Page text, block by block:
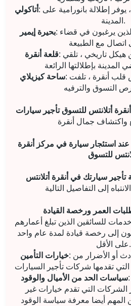
أتاكولي : أتاكولي ، أحد رموز أنقرة ، يوفر إطلالة بانورامية على
المدينة.
بحيرة إيمير: إنها مكان هادئ لأولئك الذين يرغبون في قضاء
قلعة أنقرة: القلعة ، وهي عبارة عن هيكل تاريخي ، تلقي
ساحة كيزيلاي: هذه الساحة ، حيث ينبض قلب أنقرة ، تلفت
أتلانتس للتسوق تأجير سيارات
عند استئجار سيارة في مركز أنقرة
للتسوق
العمر ورخصة القيادة
خدمات للسائقين الذين تبلغ أعمارهم
إلى رخصة قيادة لمدة عام واحد
على الأقل.
خيارات التأمين: يمكنك الحماية من الحوادث أو الأضرار من
سياسات الحد من الأميال والوقود: إذا كنت تخطط لرحلات
الشركات التي تقدم خيارات غير